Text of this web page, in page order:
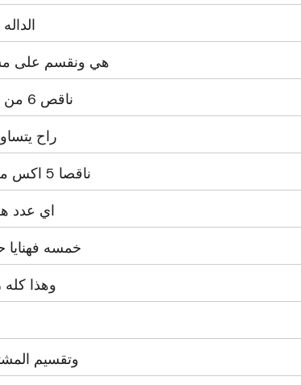
هي ونقسم على
ناقص 6 من اجي اكتبيه خمسه اكس ناقصا 6
راح
ناقصا 5 اكس مشتقتها هي خمسه ناقصا مشتقه
اي عدد هو صفر 5 نا
خمسه فهنايا
وهذا كله
وتقسيم